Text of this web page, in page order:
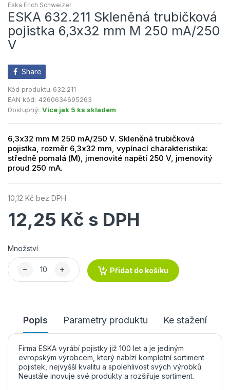
Eska Erich Schweizer
ESKA 632.211 Skleněná trubičková
pojistka 6,3x32 mm M 250 mA/250
V
Share
Kód produktu 632.211
EAN kód: 4260634695263
Dostupný: Více jak 5 ks skladem
6,3x32 mm M 250 mA/250 V. Skleněná trubičková
pojistka, rozměr 6,3x32 mm, vypínací charakteristika:
středně pomalá (M), jmenovité napětí 250 V, jmenovitý
proud 250 mA.
10,12 Kč bez DPH
12,25 Kč s DPH
Množství
Přidat do košíku
Popis Parametry produktu Ke stažení
Firma ESKA vyrábí pojistky již 100 let a je jediným
evropským výrobcem, který nabízí kompletní sortiment
pojistek, nejvyšší kvalitu a spolehlivost svých výrobků.
Neustále inovuje své produkty a rozšiřuje sortiment.